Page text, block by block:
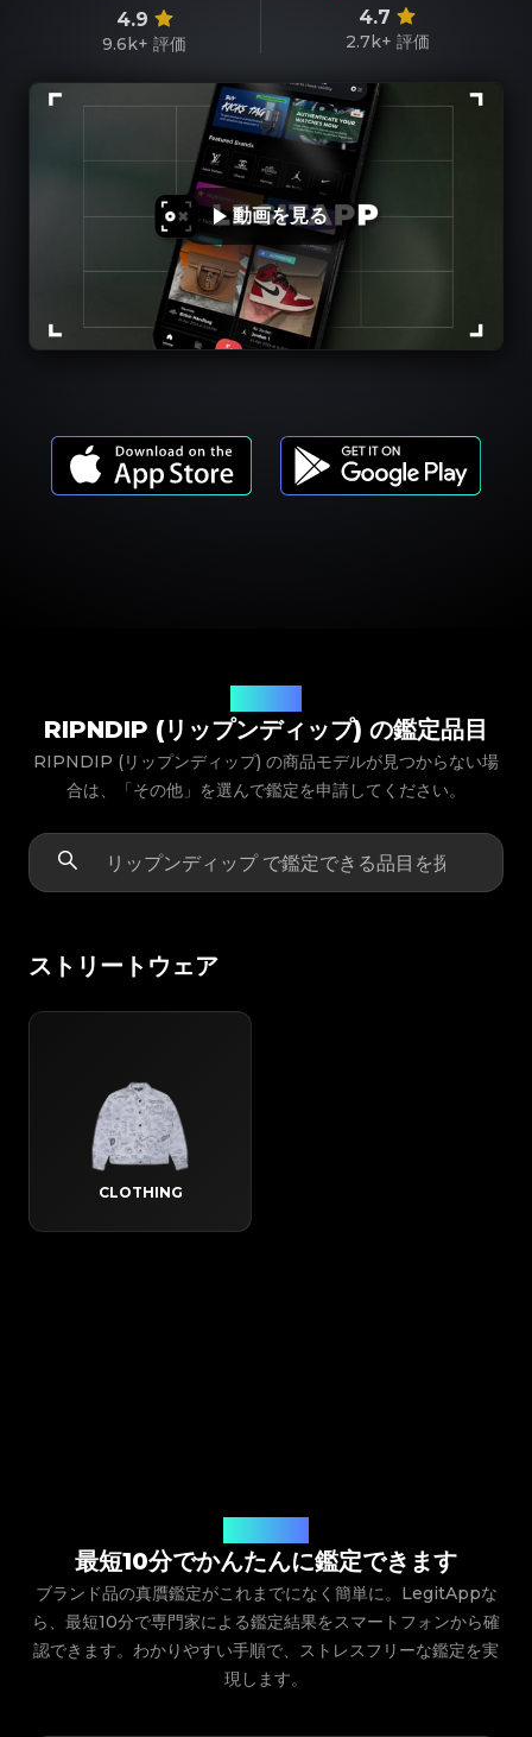
4.9
9.6k+ 評価
4.7
2.7k+ 評価
動画を見る
RIPNDIP (リップンディップ) の鑑定品目
RIPNDIP (リップンディップ) の商品モデルが見つからない場
合は、「その他」を選んで鑑定を申請してください。
ストリートウェア
CLOTHING
最短10分でかんたんに鑑定できます
ブランド品の真贋鑑定がこれまでになく簡単に。LegitAppな
ら、最短10分で専門家による鑑定結果をスマートフォンから確
認できます。わかりやすい手順で、ストレスフリーな鑑定を実
現します。